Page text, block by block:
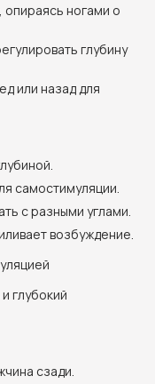
ногами о
глубину
или назад для
самостимуляции.
с разными углами.
возбуждение.
глубокий
сзади.